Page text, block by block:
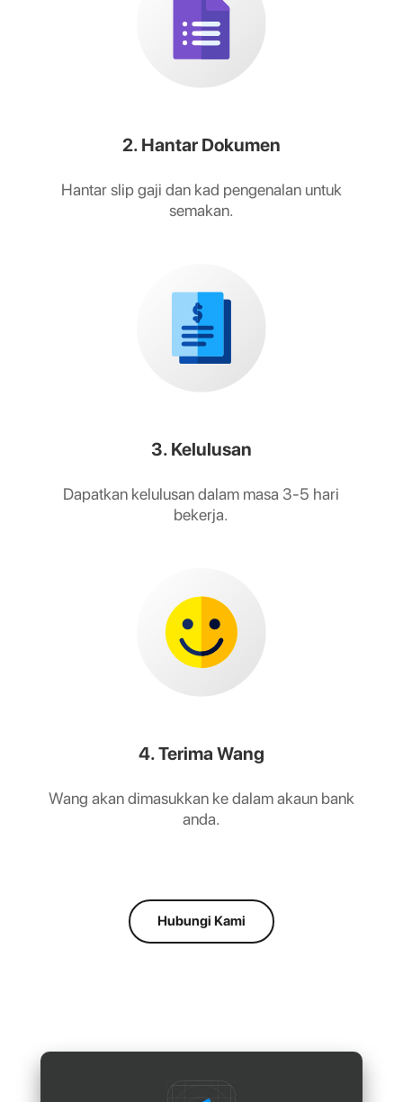
2. Hantar Dokumen
Hantar slip gaji dan kad pengenalan untuk
semakan.
3. Kelulusan
Dapatkan kelulusan dalam masa 3-5 hari
bekerja.
4. Terima Wang
Wang akan dimasukkan ke dalam akaun bank
anda.
Hubungi Kami